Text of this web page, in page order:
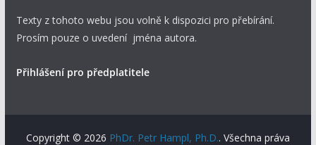
Texty z tohoto webu jsou volně k dispozici pro přebírání.
Prosím pouze o uvedení jména autora.
Přihlášení pro předplatitele
Copyright © 2026 PhDr. Petr Hampl, Ph.D.. Všechna práva